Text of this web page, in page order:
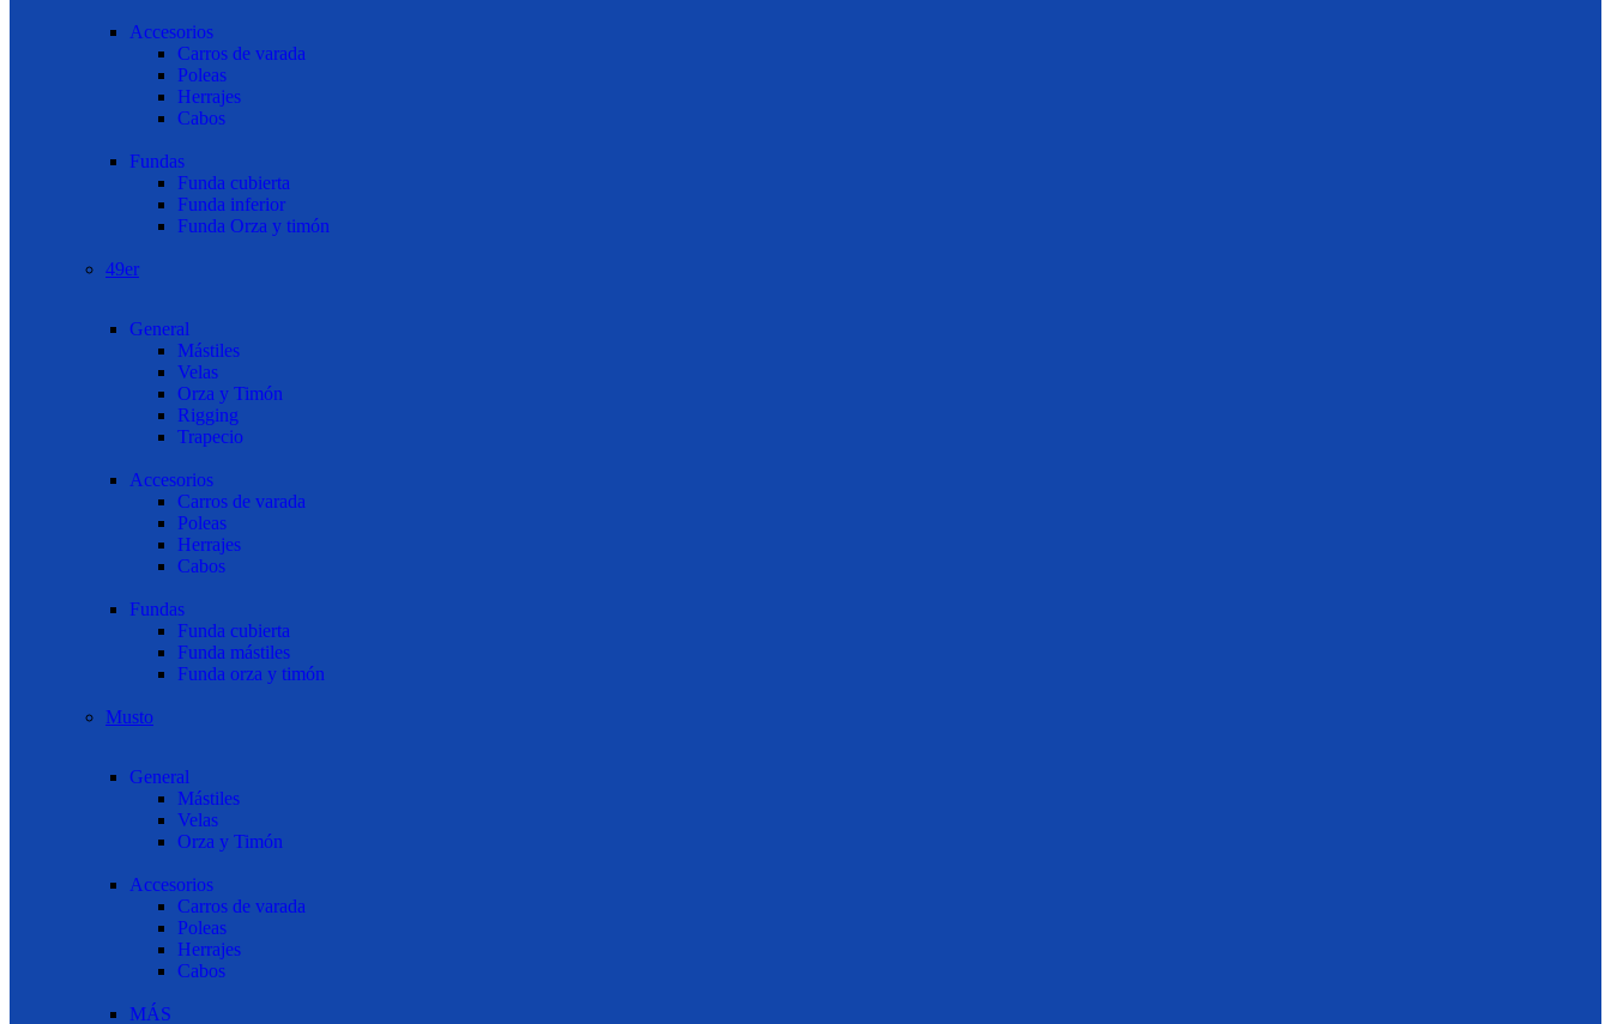
Accesorios
Carros de varada
Poleas
Herrajes
Cabos
Fundas
Funda cubierta
Funda inferior
Funda Orza y timón
49er
General
Mástiles
Velas
Orza y Timón
Rigging
Trapecio
Accesorios
Carros de varada
Poleas
Herrajes
Cabos
Fundas
Funda cubierta
Funda mástiles
Funda orza y timón
Musto
General
Mástiles
Velas
Orza y Timón
Accesorios
Carros de varada
Poleas
Herrajes
Cabos
MÁS